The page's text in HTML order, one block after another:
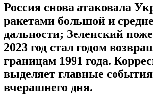
Россия снова атаковала
ракетами большой и
дальности; Зеленский
2023 год стал годом
границам 1991 года.
выделяет главные события
вчерашнего дня.